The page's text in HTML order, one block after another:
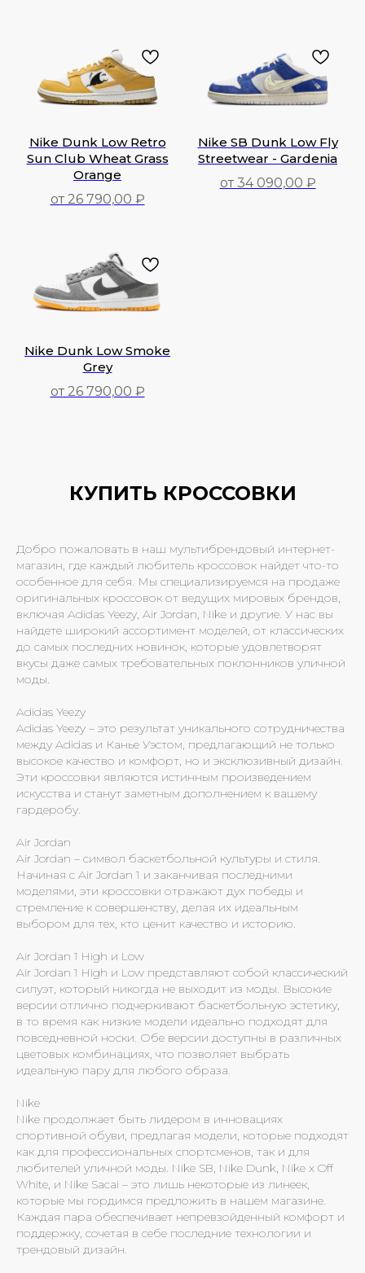
Nike Dunk Low Retro
Sun Club Wheat Grass
Orange
от 26 790,00 ₽
Nike SB Dunk Low Fly
Streetwear - Gardenia
от 34 090,00 ₽
Nike Dunk Low Smoke
Grey
от 26 790,00 ₽
КУПИТЬ КРОССОВКИ
Добро пожаловать в наш мультибрендовый интернет-
магазин, где каждый любитель кроссовок найдет что-то
особенное для себя. Мы специализируемся на продаже
оригинальных кроссовок от ведущих мировых брендов,
включая Adidas Yeezy, Air Jordan, Nike и другие. У нас вы
найдете широкий ассортимент моделей, от классических
до самых последних новинок, которые удовлетворят
вкусы даже самых требовательных поклонников уличной
моды.
Adidas Yeezy
Adidas Yeezy – это результат уникального сотрудничества
между Adidas и Канье Уэстом, предлагающий не только
высокое качество и комфорт, но и эксклюзивный дизайн.
Эти кроссовки являются истинным произведением
искусства и станут заметным дополнением к вашему
гардеробу.
Air Jordan
Air Jordan – символ баскетбольной культуры и стиля.
Начиная с Air Jordan 1 и заканчивая последними
моделями, эти кроссовки отражают дух победы и
стремление к совершенству, делая их идеальным
выбором для тех, кто ценит качество и историю.
Air Jordan 1 High и Low
Air Jordan 1 High и Low представляют собой классический
силуэт, который никогда не выходит из моды. Высокие
версии отлично подчеркивают баскетбольную эстетику,
в то время как низкие модели идеально подходят для
повседневной носки. Обе версии доступны в различных
цветовых комбинациях, что позволяет выбрать
идеальную пару для любого образа.
Nike
Nike продолжает быть лидером в инновациях
спортивной обуви, предлагая модели, которые подходят
как для профессиональных спортсменов, так и для
любителей уличной моды. Nike SB, Nike Dunk, Nike x Off
White, и Nike Sacai – это лишь некоторые из линеек,
которые мы гордимся предложить в нашем магазине.
Каждая пара обеспечивает непревзойденный комфорт и
поддержку, сочетая в себе последние технологии и
трендовый дизайн.